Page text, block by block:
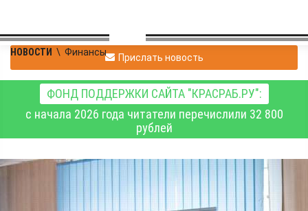
НОВОСТИ \ Финансы Прислать новость
ФОНД ПОДДЕРЖКИ САЙТА "КРАСРАБ.РУ":
с начала 2026 года читатели перечислили 32 800
рублей
Неэффективно
использованные